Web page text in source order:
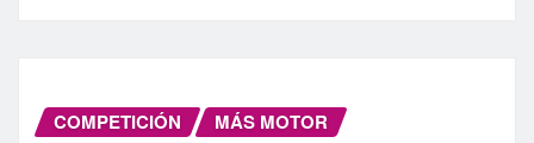
COMPETICIÓN
MÁS MOTOR